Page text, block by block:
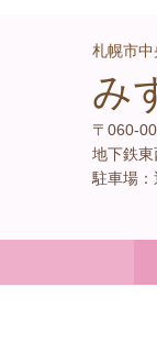
札幌市
み
〒060-
地下鉄
駐車場